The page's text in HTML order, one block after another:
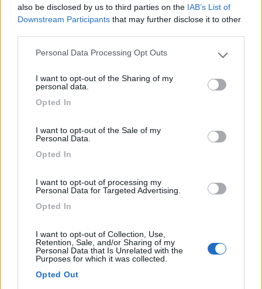
also be disclosed by us to third parties on the IAB’s List of
Downstream Participants that may further disclose it to other
Please note that this website/app uses one or more Google
not limited to your visit or usage behaviour. You may click to
grant or deny consent to Google and its third-party tags to
use your data for below specified purposes in below Google
Personal Data Processing Opt Outs
I want to opt-out of the Sharing of my
personal data.
Opted In
I want to opt-out of the Sale of my
Personal Data.
Opted In
I want to opt-out of processing my
Personal Data for Targeted Advertising.
Opted In
I want to opt-out of Collection, Use,
Retention, Sale, and/or Sharing of my
Personal Data that Is Unrelated with the
Purposes for which it was collected.
Opted Out
A 600 m dal centro, punto sosta vicino alla cinta
muraria...
Via Tommaso Castelli
Area di sosta (AA)
Parcheggio camper